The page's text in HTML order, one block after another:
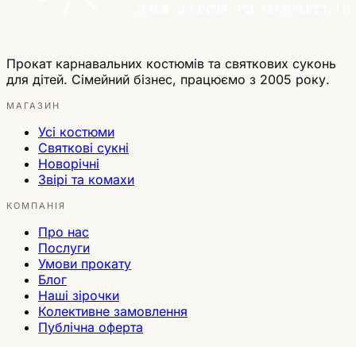
Прокат карнавальних костюмів та святкових суконь
для дітей. Сімейний бізнес, працюємо з 2005 року.
МАГАЗИН
Усі костюми
Святкові сукні
Новорічні
Звірі та комахи
КОМПАНІЯ
Про нас
Послуги
Умови прокату
Блог
Наші зірочки
Колективне замовлення
Публічна оферта